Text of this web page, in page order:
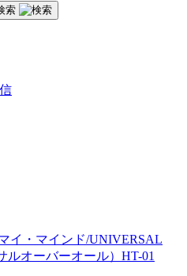
索
イ・マインド/UNIVERSAL
オーバーオール）HT-01